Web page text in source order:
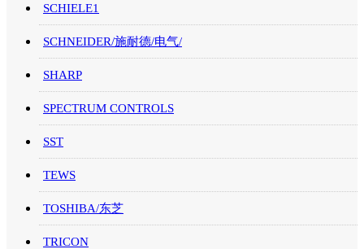
SCHIELE1
SCHNEIDER/施耐德/电气/
SHARP
SPECTRUM CONTROLS
SST
TEWS
TOSHIBA/东芝
TRICON